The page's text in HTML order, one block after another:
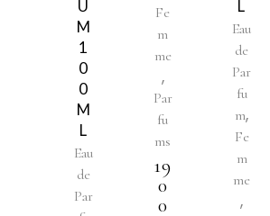
U
M
1
0
0
M
L
Eau
de
Par
Fe
m
me
,
Par
fu
ms
19
0
0
L
Eau
de
Par
fu
m,
Fe
m
me
,